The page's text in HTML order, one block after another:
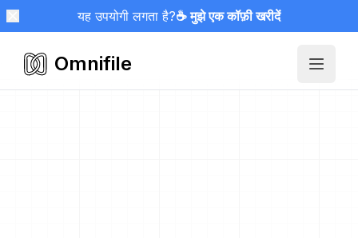
यह उपयोगी लगता है?☕ मुझे एक कॉफ़ी खरीदें
Omnifile